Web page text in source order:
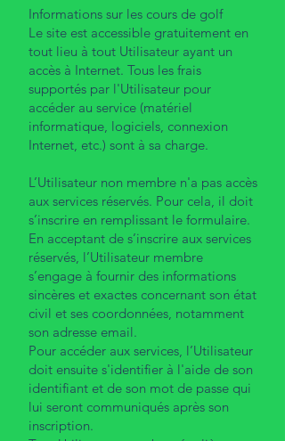
Informations sur les cours de golf
Le site est accessible gratuitement en
tout lieu à tout Utilisateur ayant un
accès à Internet. Tous les frais
supportés par l'Utilisateur pour
accéder au service (matériel
informatique, logiciels, connexion
Internet, etc.) sont à sa charge.
L’Utilisateur non membre n'a pas accès
aux services réservés. Pour cela, il doit
s’inscrire en remplissant le formulaire.
En acceptant de s’inscrire aux services
réservés, l’Utilisateur membre
s’engage à fournir des informations
sincères et exactes concernant son état
civil et ses coordonnées, notamment
son adresse email.
Pour accéder aux services, l’Utilisateur
doit ensuite s'identifier à l'aide de son
identifiant et de son mot de passe qui
lui seront communiqués après son
inscription.